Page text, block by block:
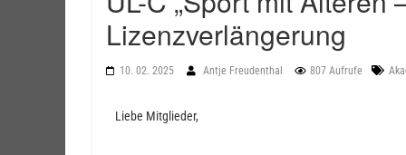
Lizenzverlängerung
10. 02. 2025 Antje Freudenthal 807 Aufrufe
Liebe Mitglieder,